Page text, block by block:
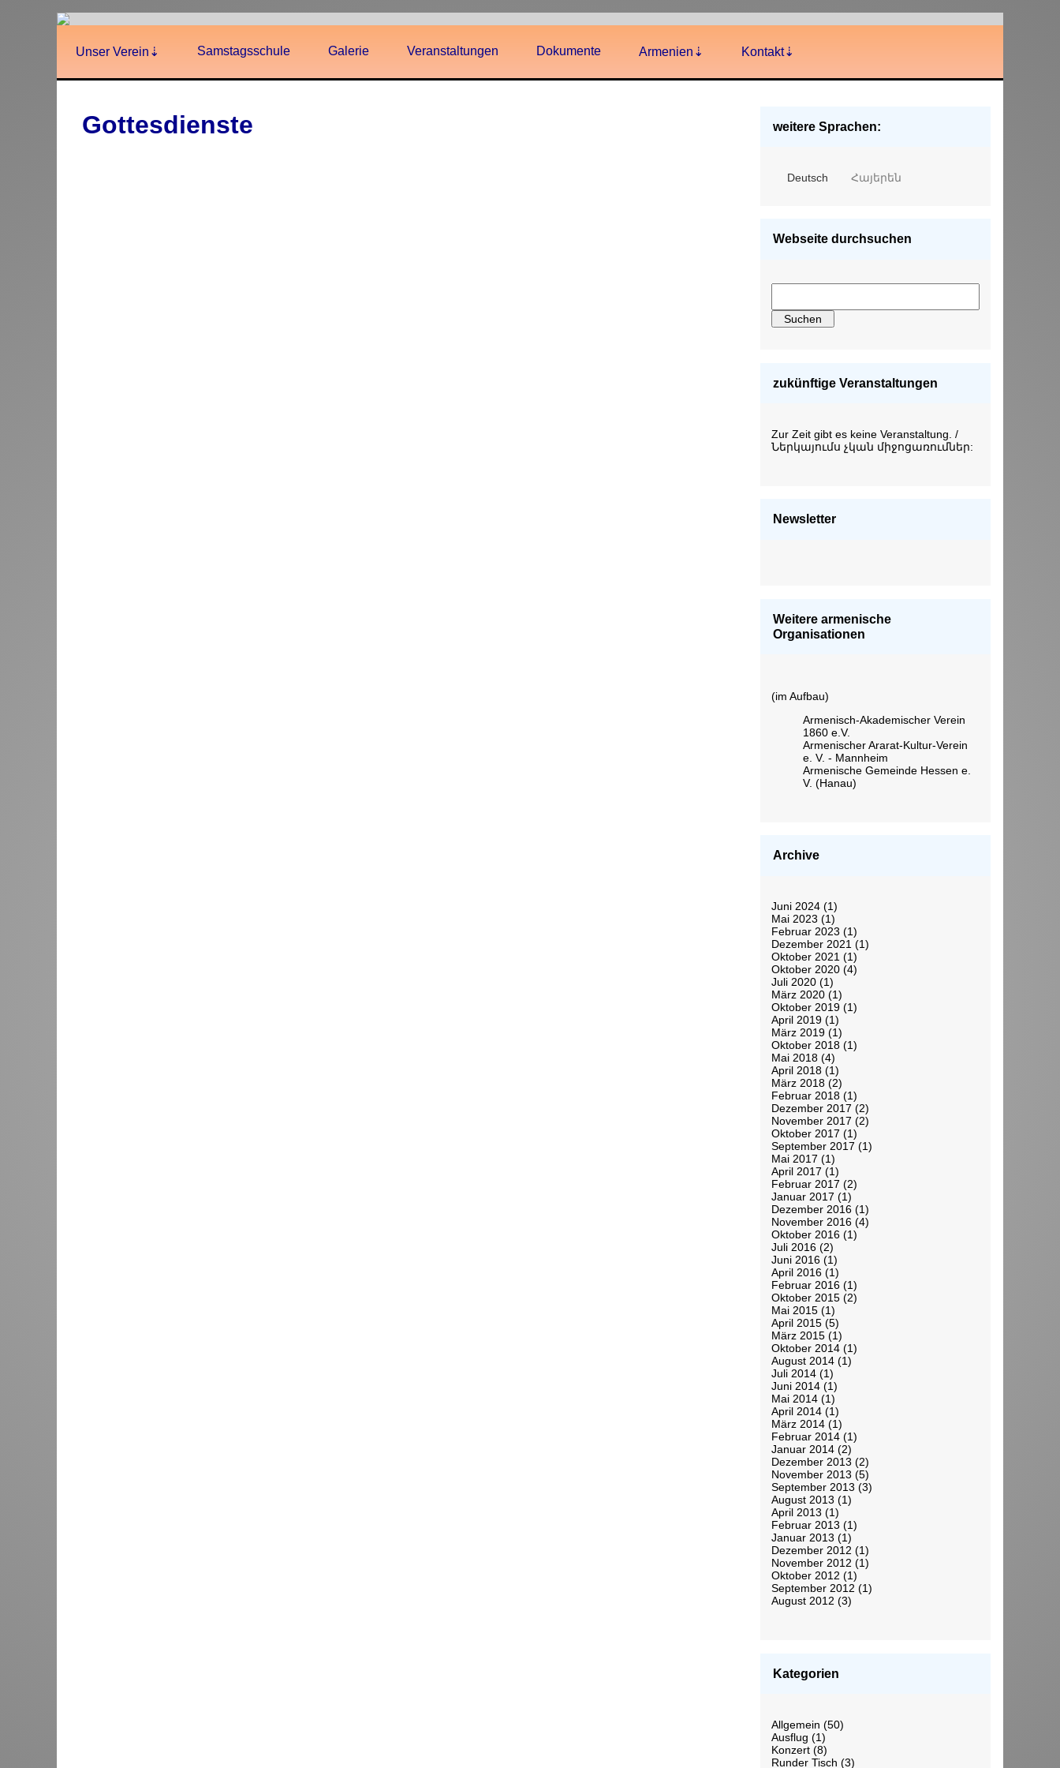
Unser Verein Samstagsschule Galerie Veranstaltungen Dokumente Armenien Kontakt
Gottesdienste weitere Sprachen:
Deutsch Հայերեն
Webseite durchsuchen
zukünftige Veranstaltungen
Zur Zeit gibt es keine Veranstaltung. /
Ներկայումս չկան միջոցառումներ:
Newsletter
Weitere armenische
Organisationen
(im Aufbau)
Armenisch-Akademischer Verein
1860 e.V.
Armenischer Ararat-Kultur-Verein
e. V. - Mannheim
Armenische Gemeinde Hessen e.
V. (Hanau)
Archive
Juni 2024 (1)
Mai 2023 (1)
Februar 2023 (1)
Dezember 2021 (1)
Oktober 2021 (1)
Oktober 2020 (4)
Juli 2020 (1)
März 2020 (1)
Oktober 2019 (1)
April 2019 (1)
März 2019 (1)
Oktober 2018 (1)
Mai 2018 (4)
April 2018 (1)
März 2018 (2)
Februar 2018 (1)
Dezember 2017 (2)
November 2017 (2)
Oktober 2017 (1)
September 2017 (1)
Mai 2017 (1)
April 2017 (1)
Februar 2017 (2)
Januar 2017 (1)
Dezember 2016 (1)
November 2016 (4)
Oktober 2016 (1)
Juli 2016 (2)
Juni 2016 (1)
April 2016 (1)
Februar 2016 (1)
Oktober 2015 (2)
Mai 2015 (1)
April 2015 (5)
März 2015 (1)
Oktober 2014 (1)
August 2014 (1)
Juli 2014 (1)
Juni 2014 (1)
Mai 2014 (1)
April 2014 (1)
März 2014 (1)
Februar 2014 (1)
Januar 2014 (2)
Dezember 2013 (2)
November 2013 (5)
September 2013 (3)
August 2013 (1)
April 2013 (1)
Februar 2013 (1)
Januar 2013 (1)
Dezember 2012 (1)
November 2012 (1)
Oktober 2012 (1)
September 2012 (1)
August 2012 (3)
Kategorien
Allgemein (50)
Ausflug (1)
Konzert (8)
Runder Tisch (3)